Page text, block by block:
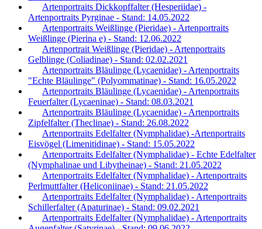
Artenportraits Dickkopffalter (Hesperiidae) -
Artenportraits Pyrginae - Stand: 14.05.2022
Artenportraits Weißlinge (Pieridae) - Artenportraits
Weißlinge (Pierina e) - Stand: 12.06.2022
Artenportrait Weißlinge (Pieridae) - Artenportraits
Gelblinge (Coliadinae) - Stand: 02.02.2021
Artenportraits Bläulinge (Lycaenidae) - Artenportraits
"Echte Bläulinge" (Polyommatinae) - Stand: 16.05.2022
Artenportraits Bläulinge (Lycaenidae) - Artenportraits
Feuerfalter (Lycaeninae) - Stand: 08.03.2021
Artenportraits Bläulinge (Lycaenidae) - Artenportraits
Zipfelfalter (Theclinae) - Stand: 26.08.2022
Artenportraits Edelfalter (Nymphalidae) -Artenportraits
Eisvögel (Limenitidinae) - Stand: 15.05.2022
Artenportraits Edelfalter (Nymphalidae) - Echte Edelfalter
(Nymphalinae und Libytheinae) - Stand: 21.05.2022
Artenportraits Edelfalter (Nymphalidae) - Artenportraits
Perlmuttfalter (Heliconiinae) - Stand: 21.05.2022
Artenportraits Edelfalter (Nymphalidae) - Artenportraits
Schillerfalter (Apaturinae) - Stand: 09.02.2021
Artenportraits Edelfalter (Nymphalidae) - Artenportraits